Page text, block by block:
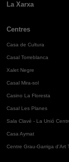
La Xarxa
Centres
Casa de Cultura
Casal Torreblanca
Xalet Negre
Casal Mira-sol
Casino La Floresta
Casal Les Planes
Sala Clavé - La Unió
Casa Aymat
Centre Grau-Garriga d'Art